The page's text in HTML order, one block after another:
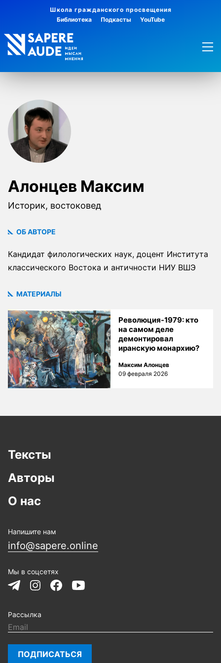
Школа гражданского просвещения
Библиотека
Подкасты YouTube
Алонцев Максим
Историк, востоковед
ОБ АВТОРЕ
Кандидат филологических наук, доцент Института
классического Востока и античности НИУ ВШЭ
МАТЕРИАЛЫ
Революция-1979: кто
на самом деле
демонтировал
иранскую монархию?
Максим Алонцев
09 февраля 2026
Тексты
Авторы
О нас
Напишите нам
info@sapere.online
Мы в соцсетях
Рассылка
ПОДПИСАТЬСЯ